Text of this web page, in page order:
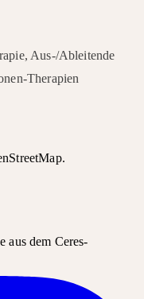
Aus-/Ableitende
Therapien
aus dem Ceres-